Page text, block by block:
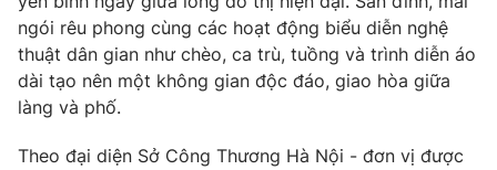
ngói rêu phong cùng các hoạt động biểu diễn nghệ
thuật dân gian như chèo, ca trù, tuồng và trình diễn áo
dài tạo nên một không gian độc đáo, giao hòa giữa
làng và phố.
Theo đại diện Sở Công Thương Hà Nội - đơn vị được